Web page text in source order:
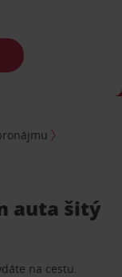
auta šitý
na cestu.